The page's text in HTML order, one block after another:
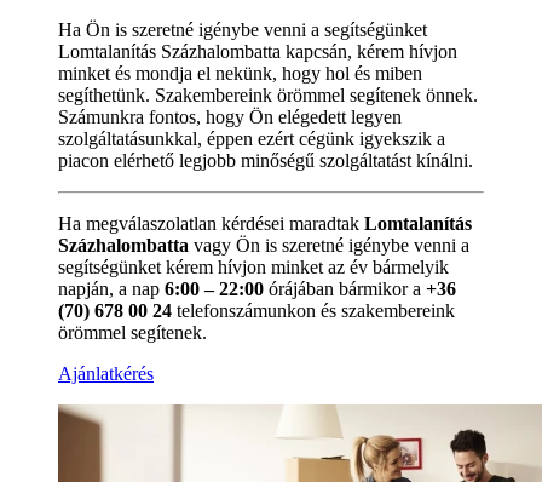
Ha Ön is szeretné igénybe venni a segítségünket
Lomtalanítás Százhalombatta kapcsán, kérem hívjon
minket és mondja el nekünk, hogy hol és miben
segíthetünk. Szakembereink örömmel segítenek önnek.
Számunkra fontos, hogy Ön elégedett legyen
szolgáltatásunkkal, éppen ezért cégünk igyekszik a
piacon elérhető legjobb minőségű szolgáltatást kínálni.
Ha megválaszolatlan kérdései maradtak Lomtalanítás
Százhalombatta vagy Ön is szeretné igénybe venni a
segítségünket kérem hívjon minket az év bármelyik
napján, a nap 6:00 – 22:00 órájában bármikor a +36
(70) 678 00 24 telefonszámunkon és szakembereink
örömmel segítenek.
Ajánlatkérés